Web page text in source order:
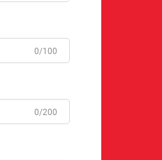
0/100
0/200